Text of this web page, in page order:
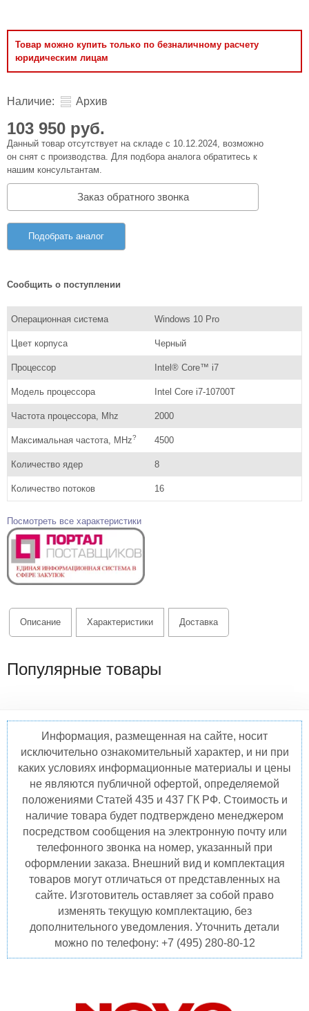
Товар можно купить только по безналичному расчету
юридическим лицам
Наличие: Архив
103 950 руб.
Данный товар отсутствует на складе с 10.12.2024, возможно
он снят с производства. Для подбора аналога обратитесь к
нашим консультантам.
Заказ обратного звонка
Подобрать аналог
Сообщить о поступлении
Операционная система Windows 10 Pro
Цвет корпуса Черный
Процессор Intel® Core™ i7
Модель процессора Intel Core i7-10700T
Частота процессора, Mhz 2000
Максимальная частота, MHz? 4500
Количество ядер 8
Количество потоков 16
Посмотреть все характеристики
Описание Характеристики Доставка
Популярные товары
Информация, размещенная на сайте, носит
исключительно ознакомительный характер, и ни при
каких условиях информационные материалы и цены
не являются публичной офертой, определяемой
положениями Статей 435 и 437 ГК РФ. Стоимость и
наличие товара будет подтверждено менеджером
посредством сообщения на электронную почту или
телефонного звонка на номер, указанный при
оформлении заказа. Внешний вид и комплектация
товаров могут отличаться от представленных на
сайте. Изготовитель оставляет за собой право
изменять текущую комплектацию, без
дополнительного уведомления. Уточнить детали
можно по телефону: +7 (495) 280-80-12